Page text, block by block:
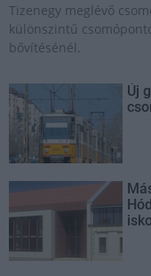
Tizenegy meglévő
különszintű
bővítésénél.
Új